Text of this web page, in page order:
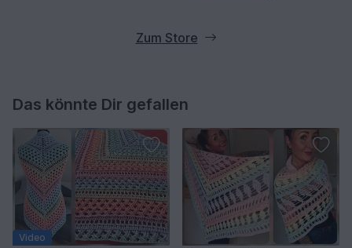
Zum Store
Das könnte Dir gefallen
Video